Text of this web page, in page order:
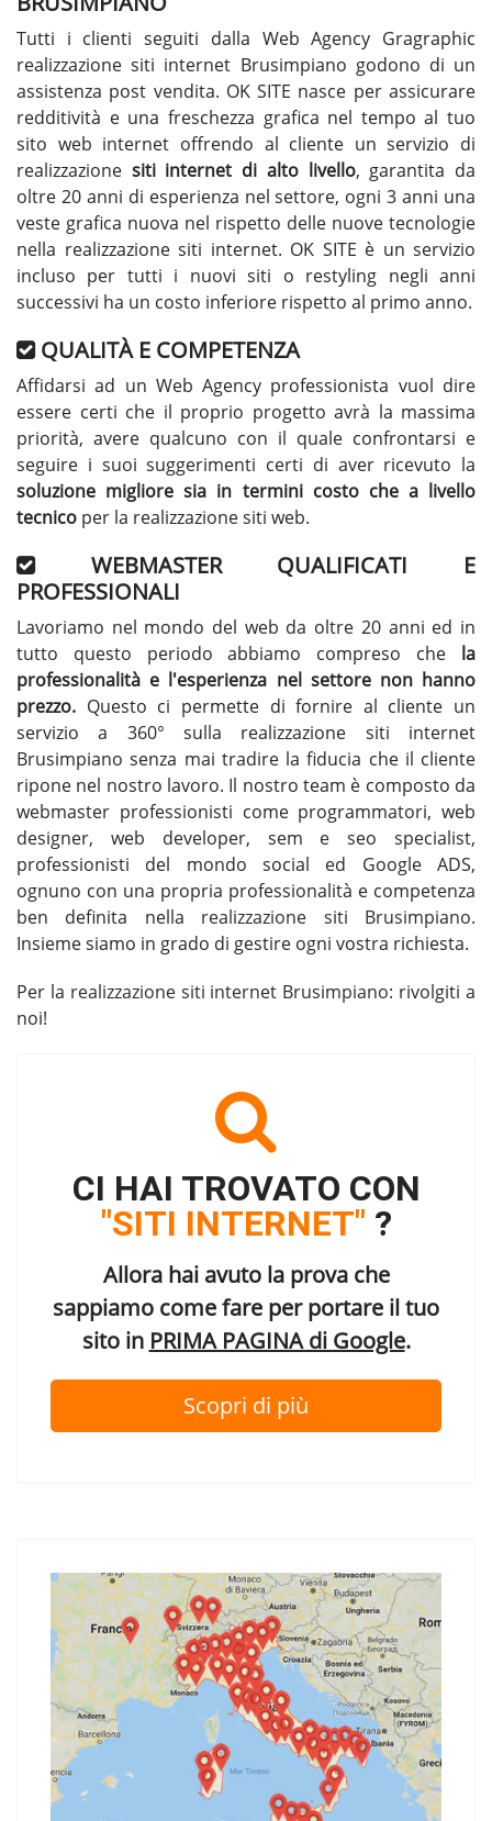
Tutti i clienti seguiti dalla Web Agency Gragraphic
realizzazione siti internet Brusimpiano godono di un
assistenza post vendita. OK SITE nasce per assicurare
redditività e una freschezza grafica nel tempo al tuo
sito web internet offrendo al cliente un servizio di
realizzazione siti internet di alto livello, garantita da
oltre 20 anni di esperienza nel settore, ogni 3 anni una
veste grafica nuova nel rispetto delle nuove tecnologie
nella realizzazione siti internet. OK SITE è un servizio
incluso per tutti i nuovi siti o restyling negli anni
successivi ha un costo inferiore rispetto al primo anno.
QUALITÀ E COMPETENZA
Affidarsi ad un Web Agency professionista vuol dire
essere certi che il proprio progetto avrà la massima
priorità, avere qualcuno con il quale confrontarsi e
seguire i suoi suggerimenti certi di aver ricevuto la
soluzione migliore sia in termini costo che a livello
tecnico per la realizzazione siti web.
WEBMASTER QUALIFICATI E
PROFESSIONALI
Lavoriamo nel mondo del web da oltre 20 anni ed in
tutto questo periodo abbiamo compreso che la
professionalità e l'esperienza nel settore non hanno
prezzo. Questo ci permette di fornire al cliente un
servizio a 360° sulla realizzazione siti internet
Brusimpiano senza mai tradire la fiducia che il cliente
ripone nel nostro lavoro. Il nostro team è composto da
webmaster professionisti come programmatori, web
designer, web developer, sem e seo specialist,
professionisti del mondo social ed Google ADS,
ognuno con una propria professionalità e competenza
ben definita nella realizzazione siti Brusimpiano.
Insieme siamo in grado di gestire ogni vostra richiesta.
Per la realizzazione siti internet Brusimpiano: rivolgiti a
noi!
CI HAI TROVATO CON
"SITI INTERNET" ?
Allora hai avuto la prova che
sappiamo come fare per portare il tuo
sito in PRIMA PAGINA di Google.
Scopri di più